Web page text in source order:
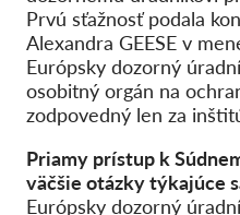
Prvú sťažnosť podala
Alexandra GEESE v
Európsky dozorný
osobitný orgán na
zodpovedný len za
Priamy prístup k
väčšie otázky týkajúce
Európsky dozorný